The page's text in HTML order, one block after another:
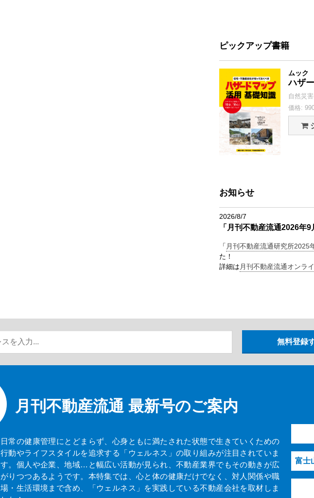
ピックアップ書籍
ムック
ハザ
自然災
価格:
お知らせ
2026/8/7
「月刊不動産流通2026年9
「 月刊不動産流通研究所2025
た！
詳細は 月刊不動産流通オンラ
月刊不動産流通 最新号のご案内
日常の健康管理にとどまらず、心身ともに満たされた状態で生きていくための
行動やライフスタイルを追求する「ウェルネス」の取り組みが注目されていま
す。個人や企業、地域…と幅広い活動が見られ、不動産業界でもその動きが広
がりつつあるようです。本特集では、心と体の健康だけでなく、対人関係や職
場・生活環境まで含め、「ウェルネス」を実践している不動産会社を取材しま
富士